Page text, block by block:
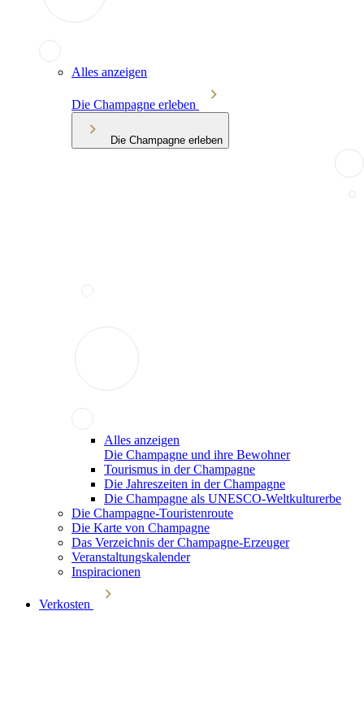
Alles anzeigen
Die Champagne erleben
Die Champagne erleben
Alles anzeigen
Die Champagne und ihre Bewohner
Tourismus in der Champagne
Die Jahreszeiten in der Champagne
Die Champagne als UNESCO-Weltkulturerbe
Die Champagne-Touristenroute
Die Karte von Champagne
Das Verzeichnis der Champagne-Erzeuger
Veranstaltungskalender
Inspiracionen
Verkosten